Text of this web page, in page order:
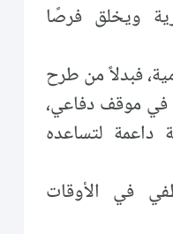
ويخلق فرصًا
فبدلاً من طرح
في موقف دفاعي،
لتساعده
في الأوقات